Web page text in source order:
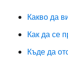
Какво да
Как да се
Къде да